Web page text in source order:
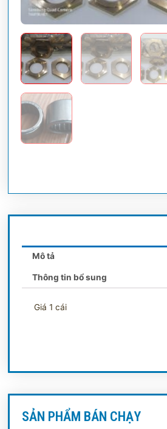
Mô tả
Thông tin bổ sung
Giá 1 cái
SẢN PHẨM BÁN CHẠY